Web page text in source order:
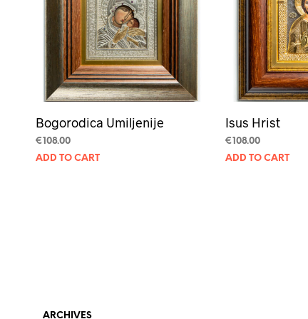
Bogorodica Umiljenije
€108.00
ADD TO CART
Isus Hrist
€108.00
ADD TO CART
ARCHIVES